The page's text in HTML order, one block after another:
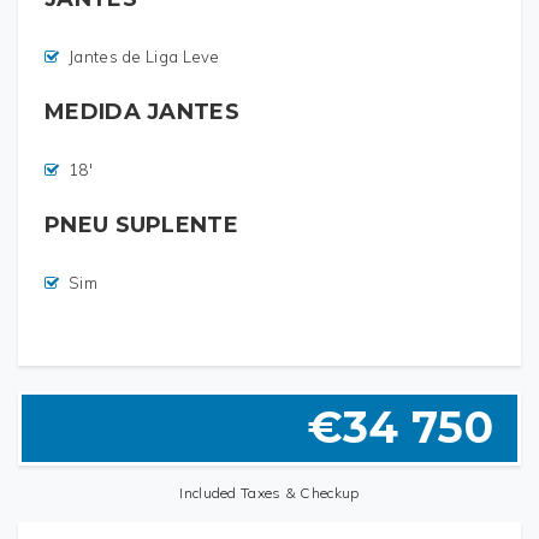
Jantes de Liga Leve
MEDIDA JANTES
18'
PNEU SUPLENTE
Sim
Estofos de Pele
Airbags Laterais
CONFORTO & MULTIMÉDIA
Entrada USB
Nacional
€34 750
Included Taxes & Checkup